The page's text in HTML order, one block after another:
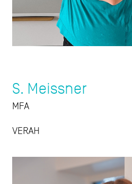
S. Meissner
MFA
VERAH